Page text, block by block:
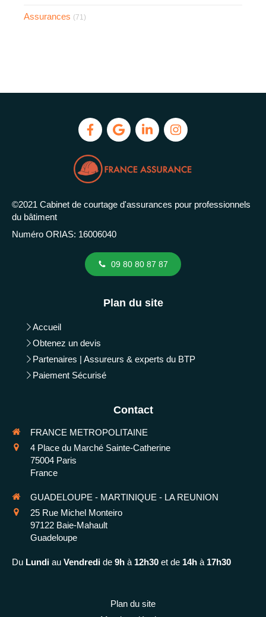
Assurances (71)
©2021 Cabinet de courtage d'assurances pour professionnels
du bâtiment
Numéro ORIAS: 16006040
09 80 80 87 87
Plan du site
Accueil
Obtenez un devis
Partenaires | Assureurs & experts du BTP
Paiement Sécurisé
Contact
FRANCE METROPOLITAINE
4 Place du Marché Sainte-Catherine
75004 Paris
France
GUADELOUPE - MARTINIQUE - LA REUNION
25 Rue Michel Monteiro
97122 Baie-Mahault
Guadeloupe
Du Lundi au Vendredi de 9h à 12h30 et de 14h à 17h30
Plan du site